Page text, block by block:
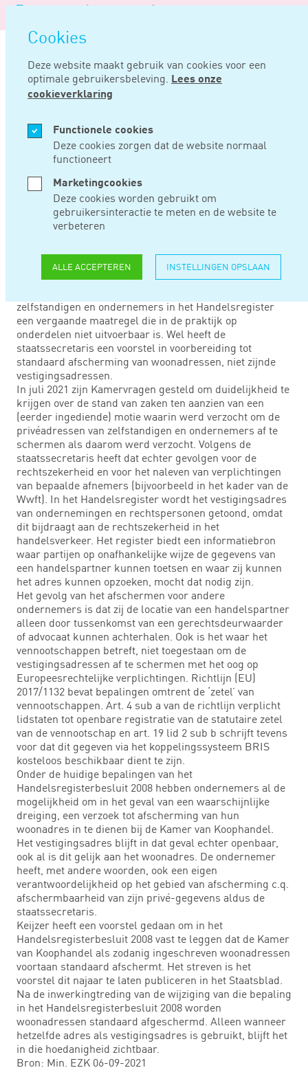
overslaan
Cookies
Deze website maakt gebruik van cookies voor een
optimale gebruikersbeleving. Lees onze
cookieverklaring
Functionele cookies
Deze cookies zorgen dat de website normaal
functioneert
Marketingcookies
Deze cookies worden gebruikt om
gebruikersinteractie te meten en de website te
verbeteren
ALLE ACCEPTEREN INSTELLINGEN OPSLAAN
Logo
Noord
Negentig
Home Nieuws
SEP 07, 2021
ONDERNEMERS
BLIJVEN OPENBAAR
Volgens staatssecretaris Keijzer is het in algemene zin
zelfstandigen en ondernemers in het Handelsregister
een vergaande maatregel die in de praktijk op
onderdelen niet uitvoerbaar is. Wel heeft de
staatssecretaris een voorstel in voorbereiding tot
standaard afscherming van woonadressen, niet zijnde
vestigingsadressen.
In juli 2021 zijn Kamervragen gesteld om duidelijkheid te
krijgen over de stand van zaken ten aanzien van een
(eerder ingediende) motie waarin werd verzocht om de
privéadressen van zelfstandigen en ondernemers af te
schermen als daarom werd verzocht. Volgens de
staatssecretaris heeft dat echter gevolgen voor de
rechtszekerheid en voor het naleven van verplichtingen
van bepaalde afnemers (bijvoorbeeld in het kader van de
Wwft). In het Handelsregister wordt het vestigingsadres
van ondernemingen en rechtspersonen getoond, omdat
dit bijdraagt aan de rechtszekerheid in het
handelsverkeer. Het register biedt een informatiebron
waar partijen op onafhankelijke wijze de gegevens van
een handelspartner kunnen toetsen en waar zij kunnen
het adres kunnen opzoeken, mocht dat nodig zijn.
Het gevolg van het afschermen voor andere
ondernemers is dat zij de locatie van een handelspartner
alleen door tussenkomst van een gerechtsdeurwaarder
of advocaat kunnen achterhalen. Ook is het waar het
vennootschappen betreft, niet toegestaan om de
vestigingsadressen af te schermen met het oog op
Europeesrechtelijke verplichtingen. Richtlijn (EU)
2017/1132 bevat bepalingen omtrent de ‘zetel’ van
vennootschappen. Art. 4 sub a van de richtlijn verplicht
lidstaten tot openbare registratie van de statutaire zetel
van de vennootschap en art. 19 lid 2 sub b schrijft tevens
voor dat dit gegeven via het koppelingssysteem BRIS
kosteloos beschikbaar dient te zijn.
Onder de huidige bepalingen van het
Handelsregisterbesluit 2008 hebben ondernemers al de
mogelijkheid om in het geval van een waarschijnlijke
dreiging, een verzoek tot afscherming van hun
woonadres in te dienen bij de Kamer van Koophandel.
Het vestigingsadres blijft in dat geval echter openbaar,
ook al is dit gelijk aan het woonadres. De ondernemer
heeft, met andere woorden, ook een eigen
verantwoordelijkheid op het gebied van afscherming c.q.
afschermbaarheid van zijn privé-gegevens aldus de
staatssecretaris.
Keijzer heeft een voorstel gedaan om in het
Handelsregisterbesluit 2008 vast te leggen dat de Kamer
van Koophandel als zodanig ingeschreven woonadressen
voortaan standaard afschermt. Het streven is het
voorstel dit najaar te laten publiceren in het Staatsblad.
Na de inwerkingtreding van de wijziging van die bepaling
in het Handelsregisterbesluit 2008 worden
woonadressen standaard afgeschermd. Alleen wanneer
hetzelfde adres als vestigingsadres is gebruikt, blijft het
in die hoedanigheid zichtbaar.
Bron: Min. EZK 06-09-2021